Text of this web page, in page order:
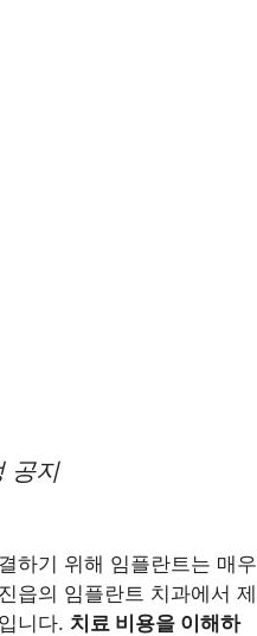
공지
하기 위해 임플란트는 매우
읍의 임플란트 치과에서 제
니다. 치료 비용을 이해하